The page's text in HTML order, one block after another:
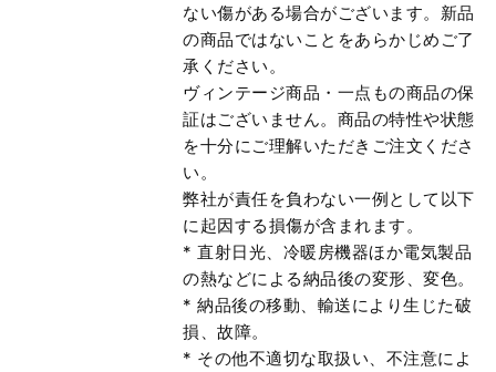
ない傷がある場合がございます。新品
の商品ではないことをあらかじめご了
承ください。
ヴィンテージ商品・一点もの商品の保
証はございません。商品の特性や状態
を十分にご理解いただきご注文くださ
い。
弊社が責任を負わない一例として以下
に起因する損傷が含まれます。
* 直射日光、冷暖房機器ほか電気製品
の熱などによる納品後の変形、変色。
* 納品後の移動、輸送により生じた破
損、故障。
* その他不適切な取扱い、不注意によ